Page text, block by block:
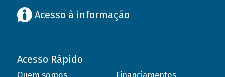
Acesso à informação
Acesso Rápido